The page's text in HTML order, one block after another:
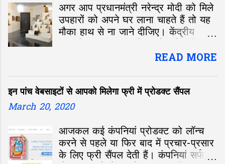
अगर आप प्रधानमंत्री नरेन्द्र मोदी को मिले
उपहारों को अपने घर लाना चाहते हैं तो यह
मौका हाथ से ना जाने दीजिए। केंद्रीय
14 सितंबर को दिल्ली में प्रधानमंत्री को
नेशनल गैलरी ऑफ मॉडर्न आर्ट में शुरू हुई
इस नीलामी में आप भी ऑनलाइन शामिल हो
सकते हैं।
READ MORE
इन पांच वेबसाइटों से आपको मिलेगा फ्री में प्रोडक्ट सैंपल
March 20, 2020
आजकल कई कंपनियां प्रोडक्ट को लॉन्च
करने से पहले या फिर बाद में प्रचार-प्रसार
के लिए फ्री सैंपल देती हैं। कंपनियां सर्फ,